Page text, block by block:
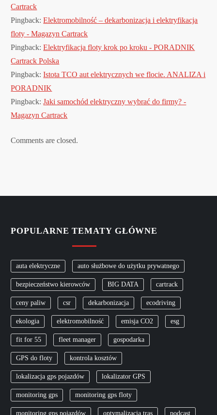
a
w
p
i
s
u
Cartrack
Pingback:Elektromobilność – dekarbonizacja i elektryfikacja
floty - Magazyn Cartrack
Pingback:Elektryfikacja floty krok po kroku - PORADNIK
Cartrack Polska
Pingback:Istota TCO aut elektrycznych we flocie. ANALIZA i
PORADNIK
Pingback:Jaki samochód elektryczny wybrać do firmy? -
Magazyn Cartrack
Comments are closed.
POPULARNE TEMATY GŁÓWNE
auta elektryczne auto służbowe do użytku prywatnego
bezpieczeństwo kierowców BIG DATA cartrack
ceny paliw csr dekarbonizacja ecodriving
ekologia elektromobilność emisja CO2 esg
fit for 55 fleet manager gospodarka
GPS do floty kontrola kosztów
lokalizacja gps pojazdów lokalizator GPS
monitoring gps monitoring gps floty
monitoring gps pojazdów optymalizacja tras podcast